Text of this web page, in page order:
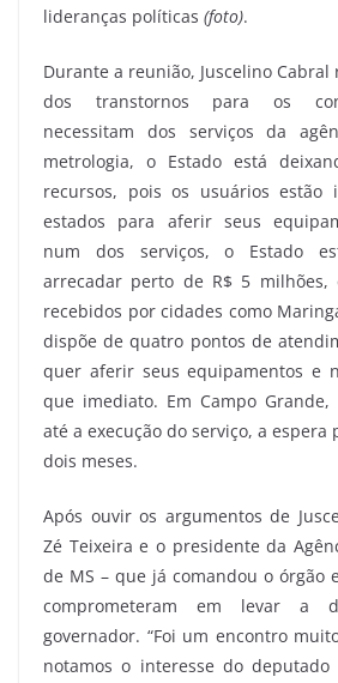
lideranças políticas (foto).
Durante a reunião, Juscelino
dos transtornos para os
necessitam dos serviços da
metrologia, o Estado está
recursos, pois os usuários estão
estados para aferir seus
num dos serviços, o Estado
arrecadar perto de R$ 5 milhões,
recebidos por cidades como
dispõe de quatro pontos de
quer aferir seus equipamentos e
que imediato. Em Campo Grande,
até a execução do serviço, a espera
dois meses.
Após ouvir os argumentos de
Zé Teixeira e o presidente da
de MS – que já comandou o órgão
comprometeram em levar a
governador. “Foi um encontro
notamos o interesse do